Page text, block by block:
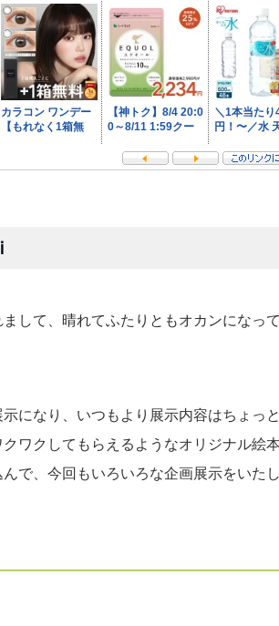
して、晴れてふたりともオカンになっ
になり、いつもより展示内容はちょっ
ワクしてもらえるようなオリジナル絵
で、今回もいろいろな企画展示をいたし